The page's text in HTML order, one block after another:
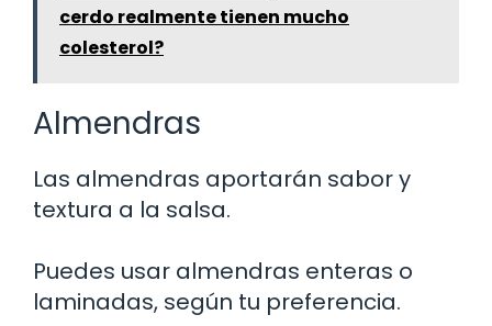
cerdo realmente tienen mucho
colesterol?
Almendras
Las almendras aportarán sabor y
textura a la salsa.
Puedes usar almendras enteras o
laminadas, según tu preferencia.